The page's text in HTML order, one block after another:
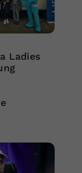
Ladies